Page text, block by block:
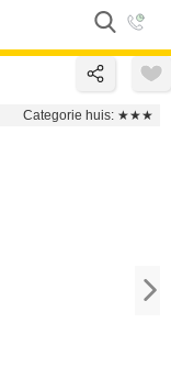
Categorie huis: ★★★